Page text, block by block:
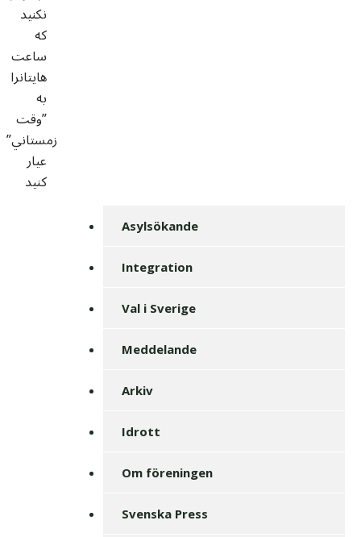
نکنيد
که
ساعت
هايتانرا
به
”وقت
زمستاني”
عيار
کنيد
Asylsökande
Integration
Val i Sverige
Meddelande
Arkiv
Idrott
Om föreningen
Svenska Press